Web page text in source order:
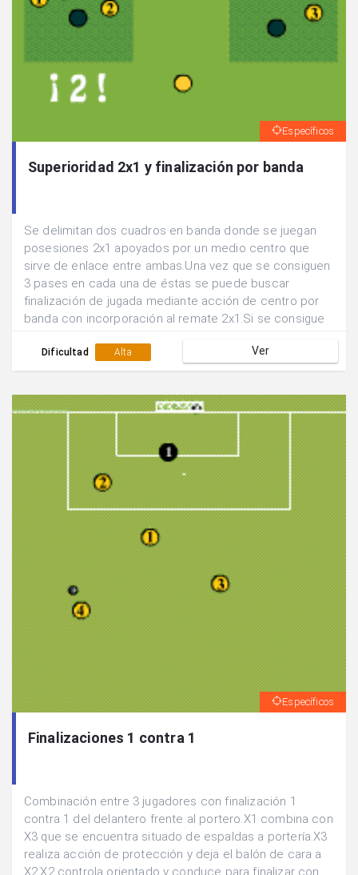
Específicos
Superioridad 2x1 y finalización por banda
Se delimitan dos cuadros en banda donde se juegan
posesiones 2x1 apoyados por un medio centro que
sirve de enlace entre ambas.Una vez que se consiguen
3 pases en cada una de éstas se puede buscar
finalización de jugada mediante acción de centro por
banda con incorporación al remate 2x1.Si se consigue
rotan las posiciones.
Dificultad Alta Ver
Específicos
Finalizaciones 1 contra 1
Combinación entre 3 jugadores con finalización 1
contra 1 del delantero frente al portero.X1 combina con
X3 que se encuentra situado de espaldas a portería.X3
realiza acción de protección y deja el balón de cara a
X2.X2 controla orientado y conduce para finalizar con